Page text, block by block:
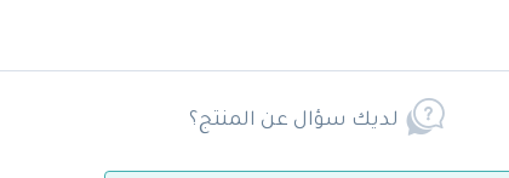
لديك سؤال عن المنتج؟